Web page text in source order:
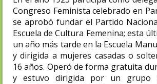
Congreso Feminista celebrado en
se aprobó fundar el Partido
Escuela de Cultura Femenina; esta
un año más tarde en la Escuela
y dirigida a mujeres casadas o
16 años. Operó de forma gratuita
y estuvo dirigida por un grupo